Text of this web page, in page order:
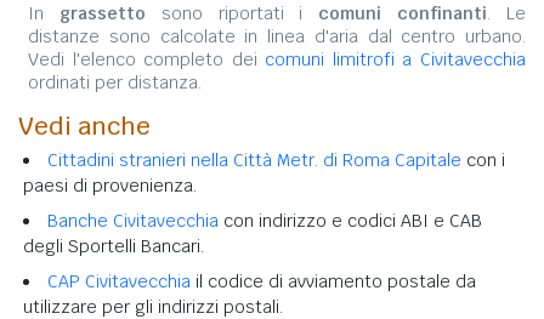
In grassetto sono riportati i comuni confinanti. Le
distanze sono calcolate in linea d'aria dal centro urbano.
Vedi l'elenco completo dei comuni limitrofi a Civitavecchia
ordinati per distanza.
Vedi anche
Cittadini stranieri nella Città Metr. di Roma Capitale con i
paesi di provenienza.
Banche Civitavecchia con indirizzo e codici ABI e CAB
degli Sportelli Bancari.
CAP Civitavecchia il codice di avviamento postale da
utilizzare per gli indirizzi postali.